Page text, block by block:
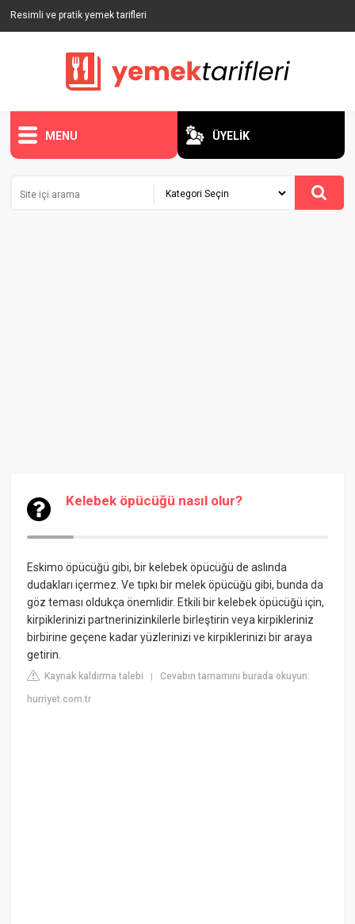
Resimli ve pratik yemek tarifleri
MENU ÜYELİK
Kelebek öpücüğü nasıl olur?
Eskimo öpücüğü gibi, bir kelebek öpücüğü de aslında
dudakları içermez. Ve tıpkı bir melek öpücüğü gibi, bunda da
göz teması oldukça önemlidir. Etkili bir kelebek öpücüğü için,
kirpiklerinizi partnerinizinkilerle birleştirin veya kirpikleriniz
birbirine geçene kadar yüzlerinizi ve kirpiklerinizi bir araya
getirin.
Kaynak kaldırma talebi |Cevabın tamamını burada okuyun:
hurriyet.com.tr